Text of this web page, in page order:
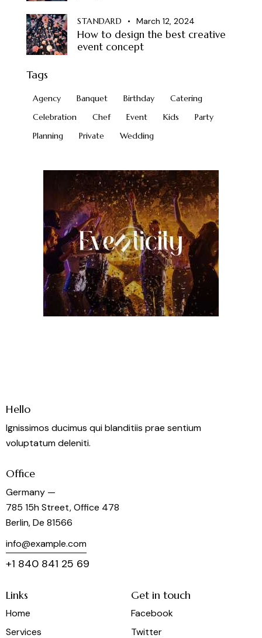
STANDARD March 12, 2024
How to design the best creative
event concept
Tags
Agency Banquet Birthday
Catering
Celebration
Chef Event Kids
Party
Planning
Private Wedding
Hello
Ignissimos ducimus qui blanditiis prae sentium
voluptatum deleniti.
Office
Germany —
785 15h Street, Office 478
Berlin, De 81566
info@example.com
+1 840 841 25 69
Links
Home
Services
Get in touch
Facebook
Twitter